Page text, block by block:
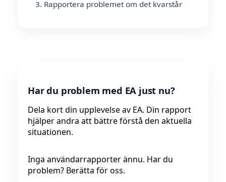
Rapportera problemet om det kvarstår
Har du problem med EA just nu?
Dela kort din upplevelse av EA. Din rapport
hjälper andra att bättre förstå den aktuella
situationen.
Inga användarrapporter ännu. Har du
problem? Berätta för oss.